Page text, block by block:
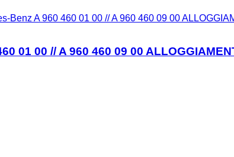
Benz A 960 460 01 00 // A 960 460 09 00
01 00 // A 960 460 09 00